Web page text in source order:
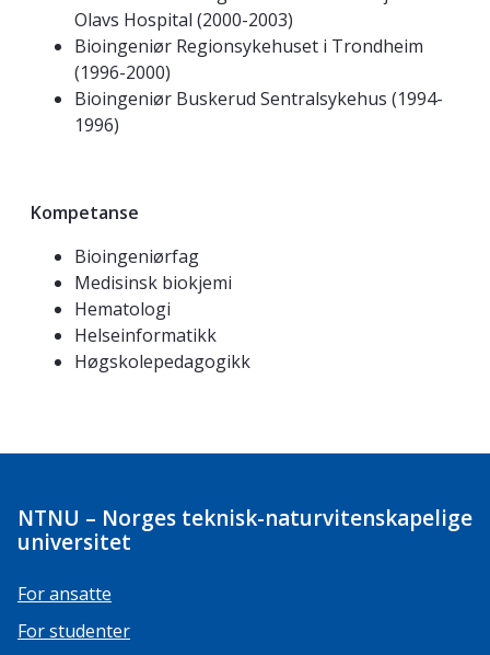
Olavs Hospital (2000-2003)
Bioingeniør Regionsykehuset i Trondheim
(1996-2000)
Bioingeniør Buskerud Sentralsykehus (1994-
1996)
Kompetanse
Bioingeniørfag
Medisinsk biokjemi
Hematologi
Helseinformatikk
Høgskolepedagogikk
NTNU – Norges teknisk-naturvitenskapelige
universitet
For ansatte
For studenter